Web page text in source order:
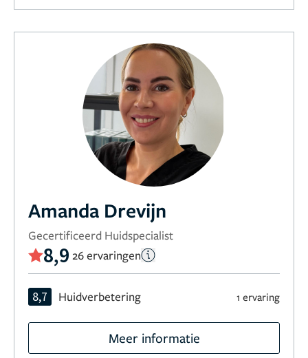
Amanda Drevijn
Gecertificeerd Huidspecialist
8,9 26 ervaringen
8,7 Huidverbetering 1 ervaring
Meer informatie